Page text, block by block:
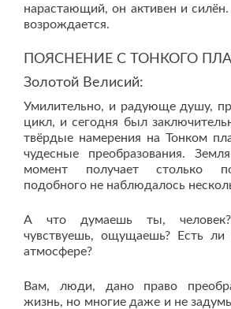
нарастающий, он активен и
возрождается.
ПОЯСНЕНИЕ С ТОНКОГО
Золотой Велисий:
Умилительно, и радующе душу,
цикл, и сегодня был
твёрдые намерения на Тонком
чудесные преобразования.
момент получает столько
подобного не наблюдалось
А что думаешь ты,
чувствуешь, ощущаешь? Есть ли
атмосфере?
Вам, люди, дано право
жизнь, но многие даже и не